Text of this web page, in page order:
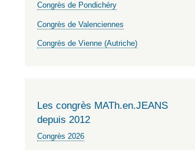
Congrès de Pondichéry
Congrès de Valenciennes
Congrès de Vienne (Autriche)
Les congrès MATh.en.JEANS
depuis 2012
Congrès 2026